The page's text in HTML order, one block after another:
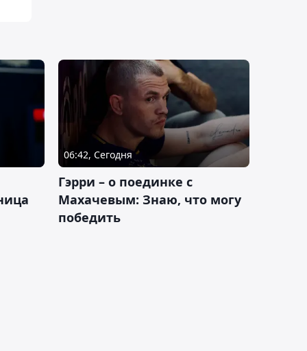
06:42, Сегодня
Гэрри – о поединке с
Махачевым: Знаю, что могу
победить